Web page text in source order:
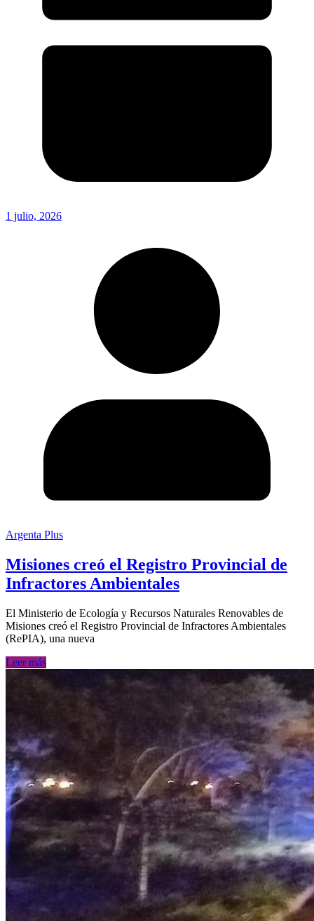
1 julio, 2026
Argenta Plus
Misiones creó el Registro Provincial de
Infractores Ambientales
El Ministerio de Ecología y Recursos Naturales Renovables de
Misiones creó el Registro Provincial de Infractores Ambientales
(RePIA), una nueva
Leer más